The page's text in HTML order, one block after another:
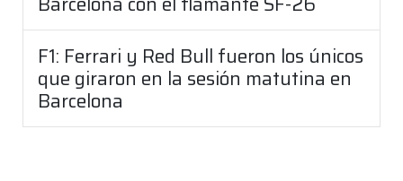
F1: Ferrari y Red Bull fueron los únicos
que giraron en la sesión matutina en
Barcelona